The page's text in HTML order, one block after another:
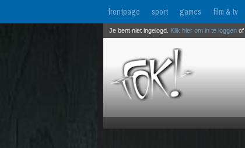
frontpage sport games film & tv
Je bent niet ingelogd. Klik hier om in te loggen of